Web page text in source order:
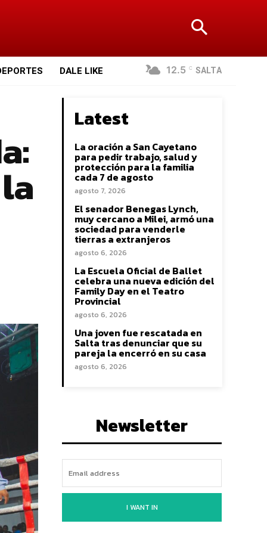
DALE LIKE 12.5 C SALTA
Latest
La oración a San Cayetano
para pedir trabajo, salud y
protección para la familia
cada 7 de agosto
agosto 7, 2026
El senador Benegas Lynch,
muy cercano a Milei, armó una
sociedad para venderle
tierras a extranjeros
agosto 6, 2026
La Escuela Oficial de Ballet
celebra una nueva edición del
Family Day en el Teatro
Provincial
agosto 6, 2026
Una joven fue rescatada en
Salta tras denunciar que su
pareja la encerró en su casa
agosto 6, 2026
Newsletter
I WANT IN